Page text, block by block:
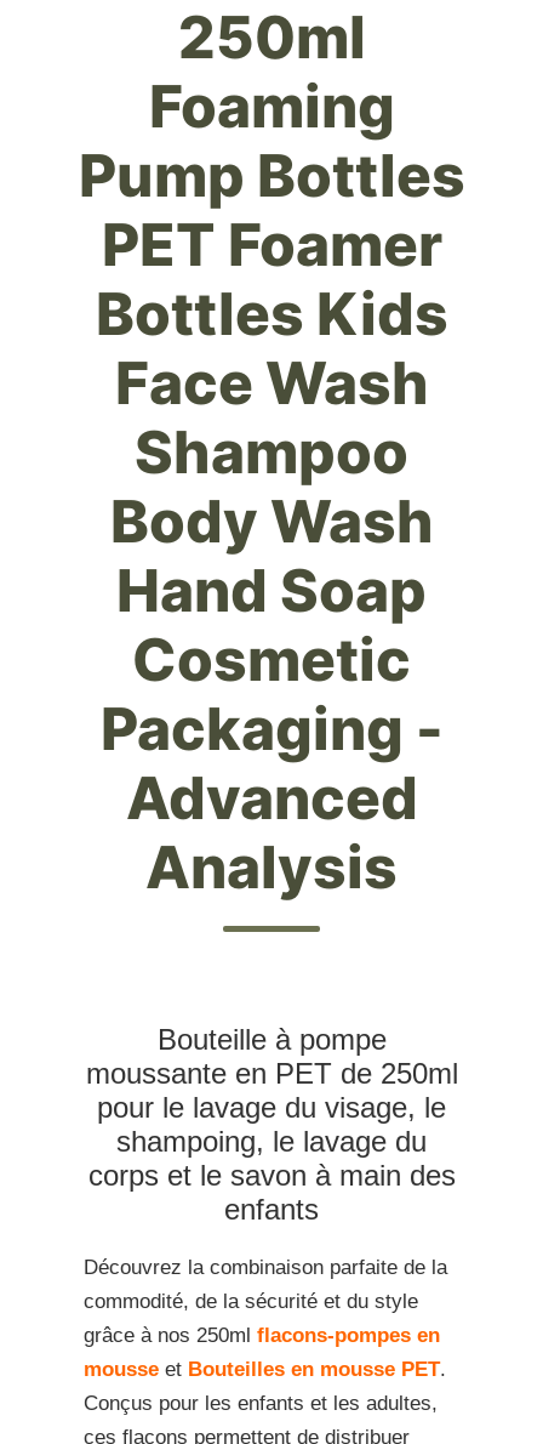
250ml
Foaming
Pump Bottles
PET Foamer
Bottles Kids
Face Wash
Shampoo
Body Wash
Hand Soap
Cosmetic
Packaging -
Advanced
Analysis
Bouteille à pompe
moussante en PET de 250ml
pour le lavage du visage, le
shampoing, le lavage du
corps et le savon à main des
enfants
Découvrez la combinaison parfaite de la
commodité, de la sécurité et du style
grâce à nos 250ml flacons-pompes en
mousse et Bouteilles en mousse PET.
Conçus pour les enfants et les adultes,
ces flacons permettent de distribuer